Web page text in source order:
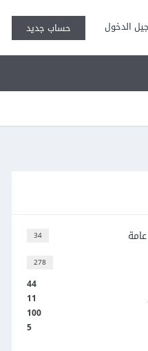
الدخول حساب جديد
34
278
44
11
100
5